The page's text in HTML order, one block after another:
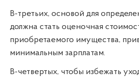
В-третьих, основой для
должна стать оценочная
приобретаемого имущества,
минимальным зарплатам.
В-четвертых, чтобы избежать